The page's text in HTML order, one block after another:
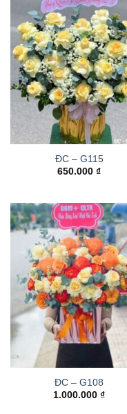
ĐC – G115
650.000 ₫
ĐC – G108
1.000.000 ₫